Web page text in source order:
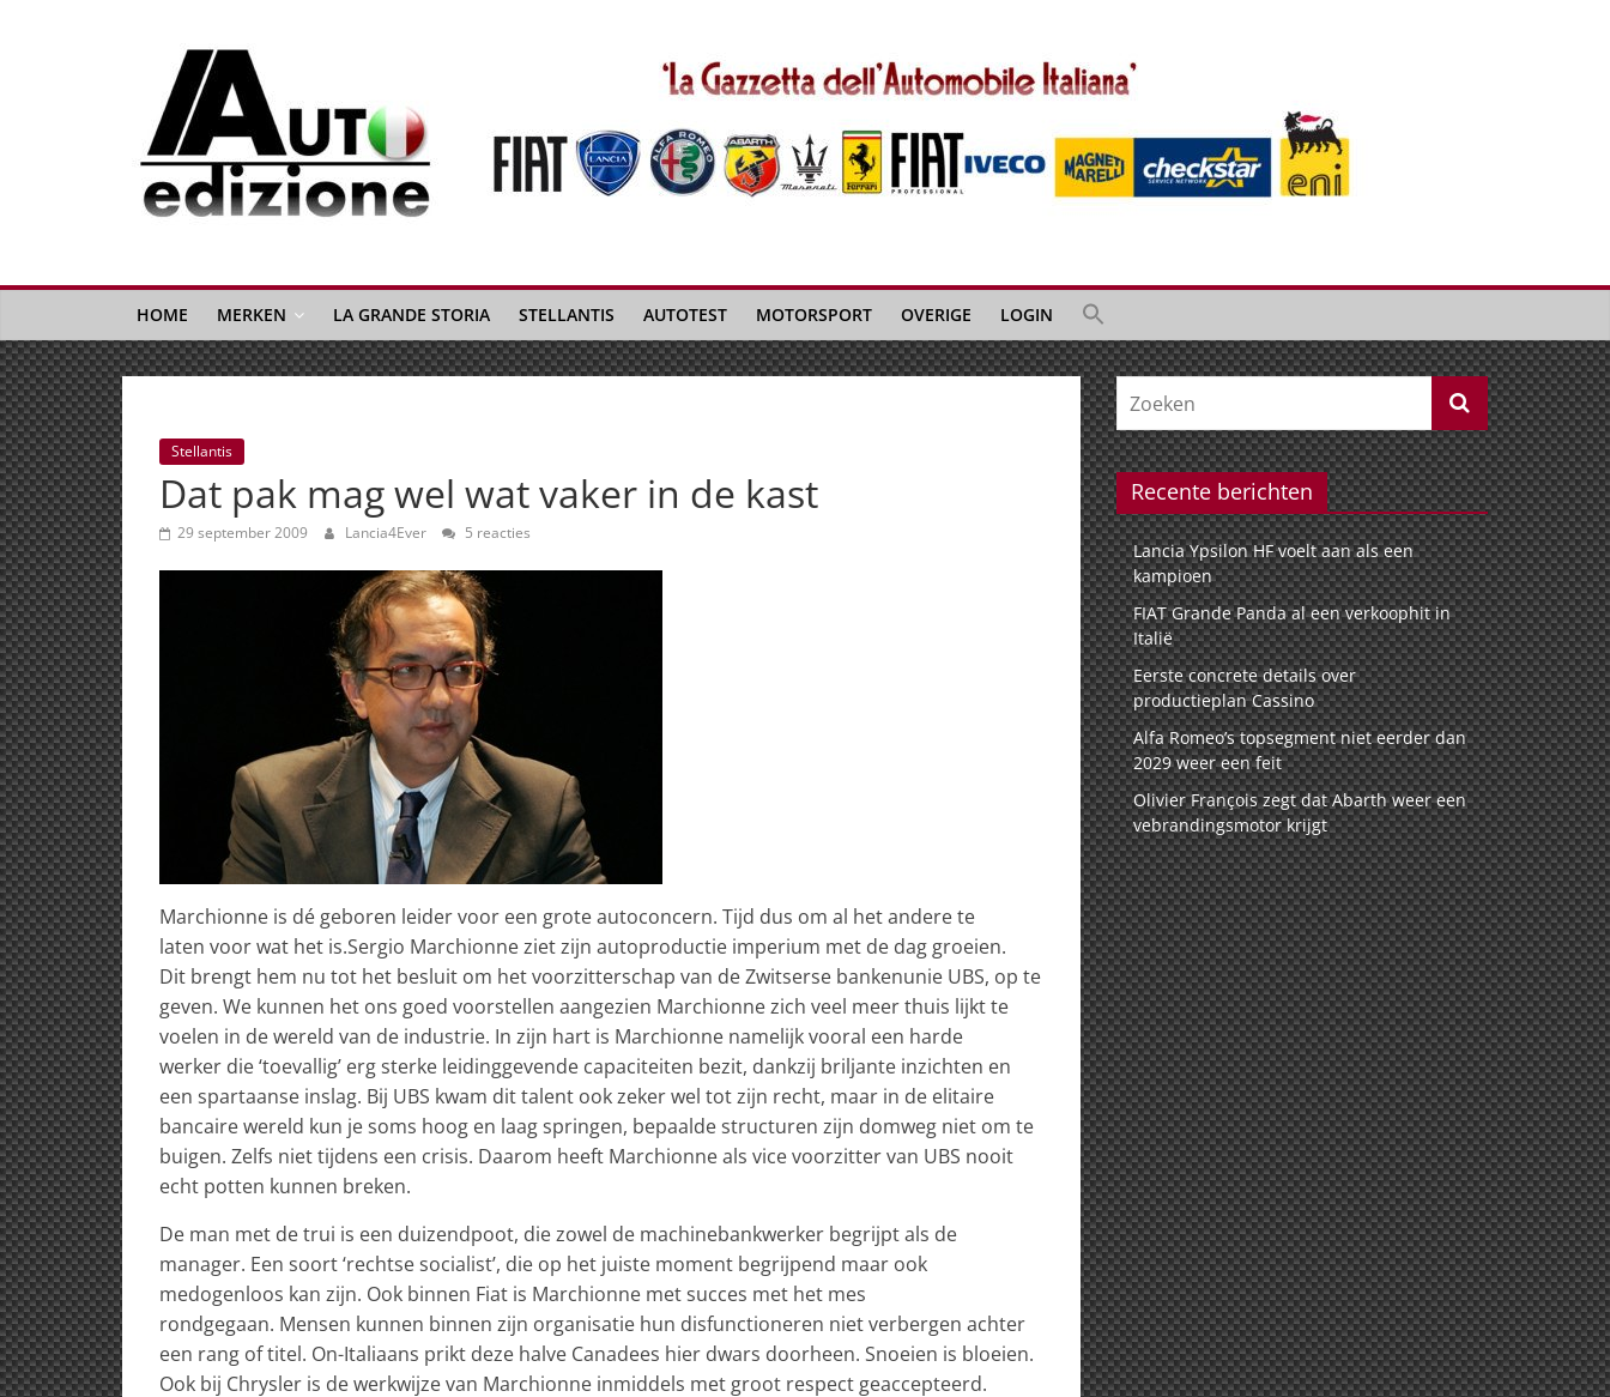
Auto
Edizione
La
Gazetta
dell'Automobile
Italiana
|
Italiaans
autonieuws
&
lifestyle
HOME MERKEN LA GRANDE STORIA STELLANTIS AUTOTEST MOTORSPORT OVERIGE LOGIN
Stellantis
Dat pak mag wel wat vaker in de kast
29 september 2009 Lancia4Ever 5 reacties
Marchionne is dé geboren leider voor een grote autoconcern. Tijd dus om al het andere te
laten voor wat het is.Sergio Marchionne ziet zijn autoproductie imperium met de dag groeien.
Dit brengt hem nu tot het besluit om het voorzitterschap van de Zwitserse bankenunie UBS, op te
geven. We kunnen het ons goed voorstellen aangezien Marchionne zich veel meer thuis lijkt te
voelen in de wereld van de industrie. In zijn hart is Marchionne namelijk vooral een harde
werker die ‘toevallig’ erg sterke leidinggevende capaciteiten bezit, dankzij briljante inzichten en
een spartaanse inslag. Bij UBS kwam dit talent ook zeker wel tot zijn recht, maar in de elitaire
bancaire wereld kun je soms hoog en laag springen, bepaalde structuren zijn domweg niet om te
buigen. Zelfs niet tijdens een crisis. Daarom heeft Marchionne als vice voorzitter van UBS nooit
echt potten kunnen breken.
De man met de trui is een duizendpoot, die zowel de machinebankwerker begrijpt als de
manager. Een soort ‘rechtse socialist’, die op het juiste moment begrijpend maar ook
medogenloos kan zijn. Ook binnen Fiat is Marchionne met succes met het mes
rondgegaan. Mensen kunnen binnen zijn organisatie hun disfunctioneren niet verbergen achter
een rang of titel. On-Italiaans prikt deze halve Canadees hier dwars doorheen. Snoeien is bloeien.
Ook bij Chrysler is de werkwijze van Marchionne inmiddels met groot respect geaccepteerd.
Recente berichten
Lancia Ypsilon HF voelt aan als een
kampioen
FIAT Grande Panda al een verkoophit in
Italië
Eerste concrete details over
productieplan Cassino
Alfa Romeo’s topsegment niet eerder dan
2029 weer een feit
Olivier François zegt dat Abarth weer een
vebrandingsmotor krijgt